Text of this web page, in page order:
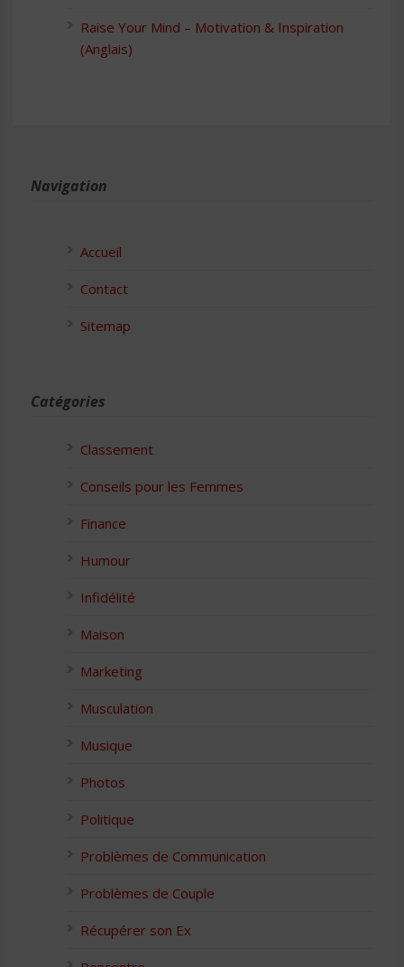
Raise Your Mind – Motivation & Inspiration
(Anglais)
Navigation
Accueil
Contact
Sitemap
Catégories
Classement
Conseils pour les Femmes
Finance
Humour
Infidélité
Maison
Marketing
Musculation
Musique
Photos
Politique
Problèmes de Communication
Problèmes de Couple
Récupérer son Ex